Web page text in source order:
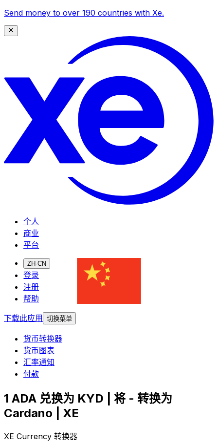
Send money to over 190 countries with Xe.
个人
商业
平台
ZH-CN
登录
注册
帮助
下载此应用
切换菜单
货币转换器
货币图表
汇率通知
付款
1 ADA 兑换为 KYD | 将 - 转换为
Cardano | XE
XE Currency 转换器